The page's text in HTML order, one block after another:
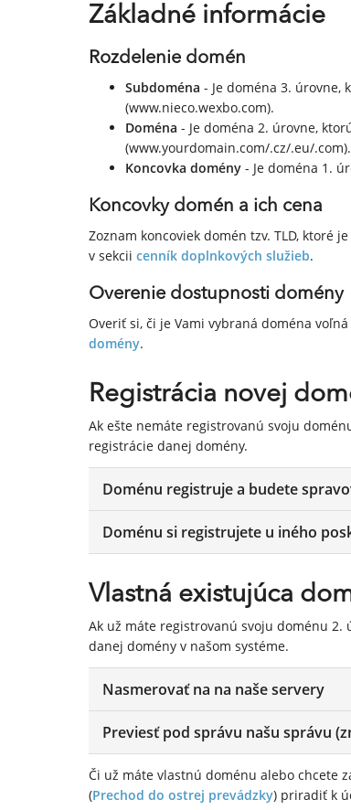
Základné informácie
Rozdelenie domén
Subdoména - Je doména 3. úrovne,
(www.nieco.wexbo.com).
Doména - Je doména 2. úrovne,
(www.yourdomain.com/.cz/.eu/.com).
Koncovka domény - Je doména 1.
Koncovky domén a ich cena
Zoznam koncoviek domén tzv. TLD, ktoré
v sekcii cenník doplnkových služieb.
Overenie dostupnosti domény
Overiť si, či je Vami vybraná doména
domény.
Registrácia novej
Ak ešte nemáte registrovanú svoju
registrácie danej domény.
Doménu registruje a budete
Doménu si registrujete u iného
Vlastná existujúca
Ak už máte registrovanú svoju doménu
danej domény v našom systéme.
Nasmerovať na na naše servery
Previesť pod správu našu správu
Či už máte vlastnú doménu alebo chcete
(Prechod do ostrej prevádzky) priradiť k